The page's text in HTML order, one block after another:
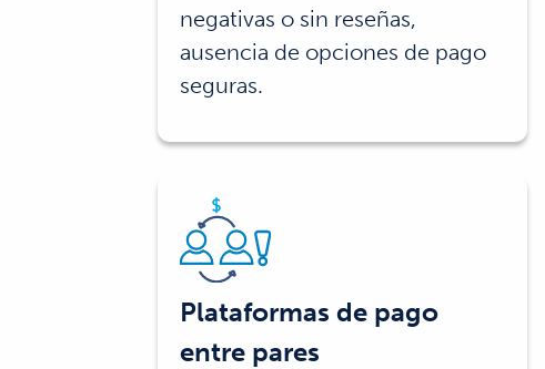
negativas o sin reseñas,
ausencia de opciones de pago
seguras.
Plataformas de pago
entre pares